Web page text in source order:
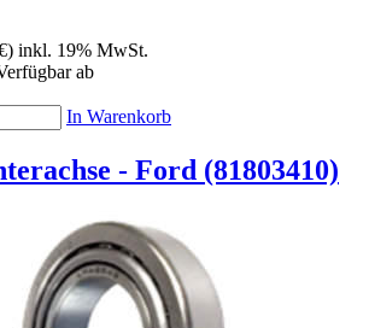
inkl. 19% MwSt.
ab
In Warenkorb
- Ford (81803410)